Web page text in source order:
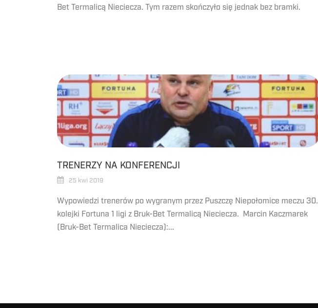
Bet Termalicą Nieciecza. Tym razem skończyło się jednak bez bramki.
TRENERZY NA KONFERENCJI
25 kwi 2019
Wypowiedzi trenerów po wygranym przez Puszczę Niepołomice meczu 30.
kolejki Fortuna 1 ligi z Bruk-Bet Termalicą Nieciecza. Marcin Kaczmarek
(Bruk-Bet Termalica Nieciecza):...